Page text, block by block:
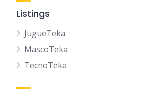
Listings
JugueTeka
MascoTeka
TecnoTeka